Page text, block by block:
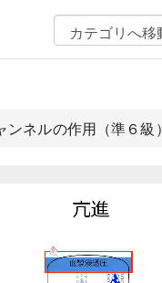
ネルの作用（準６級）